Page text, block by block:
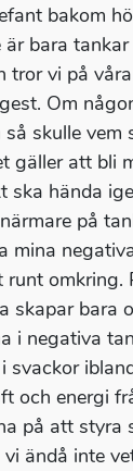
bakom
bara
tror vi på
Om
skulle vem
gäller att bli
hända
på
mina
omkring.
skapar bara
i negativa
svackor
och energi
på att styra
ändå inte